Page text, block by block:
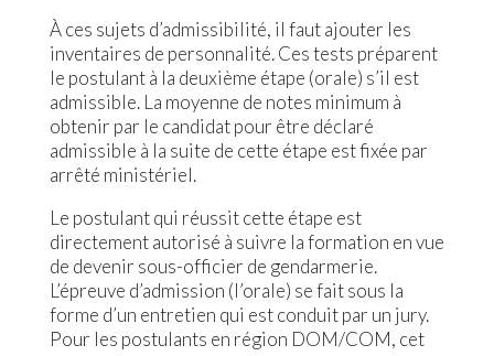
À ces sujets d’admissibilité, il faut ajouter les
inventaires de personnalité. Ces tests préparent
le postulant à la deuxième étape (orale) s’il est
admissible. La moyenne de notes minimum à
obtenir par le candidat pour être déclaré
admissible à la suite de cette étape est fixée par
arrêté ministériel.
Le postulant qui réussit cette étape est
directement autorisé à suivre la formation en vue
de devenir sous-officier de gendarmerie.
L’épreuve d’admission (l’orale) se fait sous la
forme d’un entretien qui est conduit par un jury.
Pour les postulants en région DOM/COM, cet